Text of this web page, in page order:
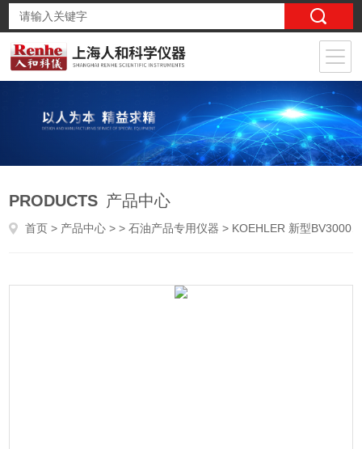
PRODUCTS 产品中心
首页 > 产品中心 > >石油产品专用仪器 > KOEHLER 新型BV3000布式粘度液体浴